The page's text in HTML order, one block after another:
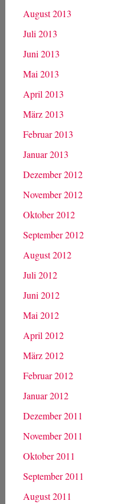
August 2013
Juli 2013
Juni 2013
Mai 2013
April 2013
März 2013
Februar 2013
Januar 2013
Dezember 2012
November 2012
Oktober 2012
September 2012
August 2012
Juli 2012
Juni 2012
Mai 2012
April 2012
März 2012
Februar 2012
Januar 2012
Dezember 2011
November 2011
Oktober 2011
September 2011
August 2011